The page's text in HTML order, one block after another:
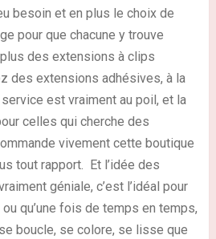
besoin et en plus le choix de
pour que chacune y trouve
des extensions à clips
des extensions adhésives, à la
est vraiment au poil, et la
celles qui cherche des
vivement cette boutique
tout rapport. Et l’idée des
géniale, c’est l’idéal pour
qu’une fois de temps en temps,
boucle, se colore, se lisse que